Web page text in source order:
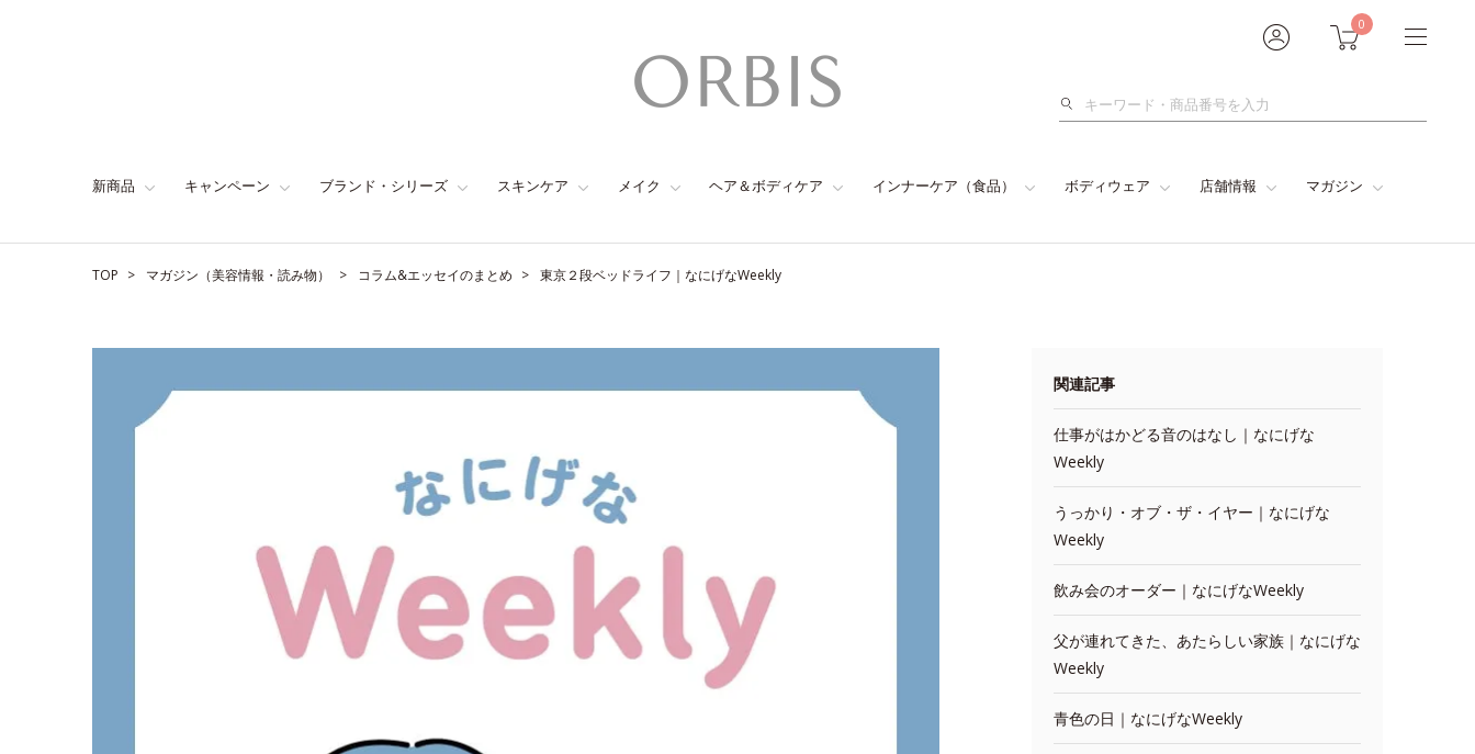
0
検
新商品 キャンペーン ブランド・シリーズ スキンケア メイク ヘア＆ボディケア インナーケア（食品） ボディウェア 店舗情報 マガジン
TOP マガジン（美容情報・読み物） コラム&エッセイのまとめ 東京２段ベッドライフ｜なにげなWeekly
関連記事
仕事がはかどる音のはなし｜なにげな
Weekly
うっかり・オブ・ザ・イヤー｜なにげな
Weekly
飲み会のオーダー｜なにげなWeekly
父が連れてきた、あたらしい家族｜なにげな
Weekly
青色の日｜なにげなWeekly